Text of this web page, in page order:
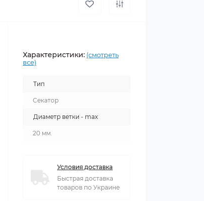
Характеристики: (смотреть
все)
Тип
Секатор
Диаметр ветки - max
20 мм.
Условия доставка
Быстрая доставка
товаров по Украине